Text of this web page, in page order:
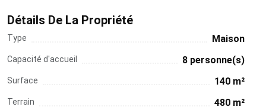
Détails De La Propriété
Type Maison
Capacité d'accueil 8 personne(s)
Surface 140 m²
Terrain 480 m²